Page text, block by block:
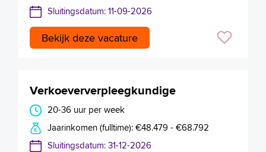
Sluitingsdatum: 11-09-2026
Bekijk deze vacature
Verkoeververpleegkundige
20-36 uur per week
Jaarinkomen (fulltime): €48.479 - €68.792
Sluitingsdatum: 31-12-2026